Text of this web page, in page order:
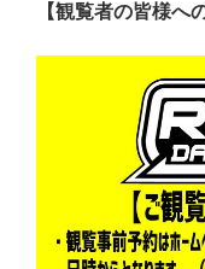
【観覧者の皆様へ